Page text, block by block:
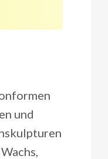
und